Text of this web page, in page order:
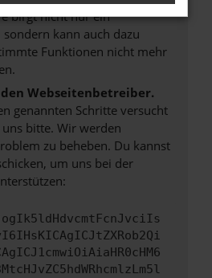
birgt nicht nur ein
kann auch dazu
Funktionen nicht mehr
Webseitenbetreiber.
genannten Schritte versucht
bitte. Wir werden
zu beheben. Du kannst
um uns bei der